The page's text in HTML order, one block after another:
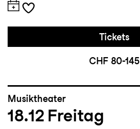
Tickets
CHF 80-145
Musiktheater
18.12 Freitag